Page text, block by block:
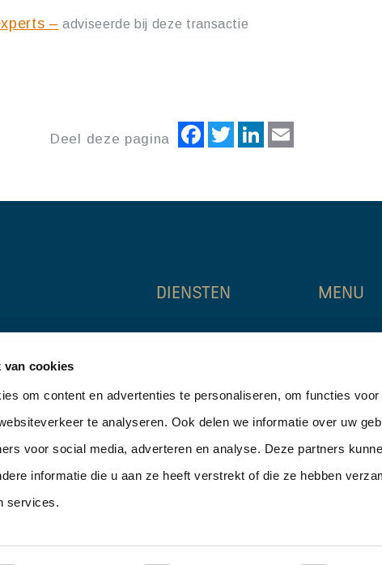
van cookies
om content en advertenties te personaliseren, om functies
te analyseren. Ook delen we informatie over uw
voor social media, adverteren en analyse. Deze partners
informatie die u aan ze heeft verstrekt of die ze hebben
services.
– adviseerde bij deze transactie
Deel deze pagina FacebookTwitterLinkedIn
90 05
DIENSTEN
valuation & advice
MENU
contact